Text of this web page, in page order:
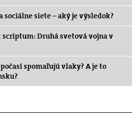
siete – aký je výsledok?
scriptum: Druhá svetová vojna v
spomaľujú vlaky? A je to